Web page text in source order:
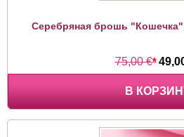
Серебряная брошь
75,00 €*
В